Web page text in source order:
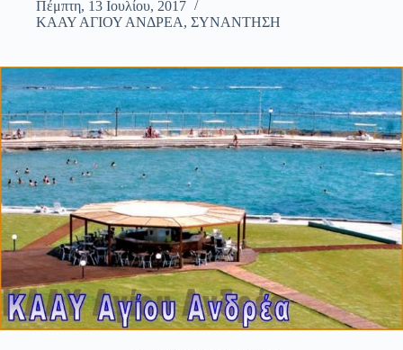
Πέμπτη, 13 Ιουλίου, 2017
ΚΑΑΥ ΑΓΙΟΥ ΑΝΔΡΕΑ, ΣΥΝΑΝΤΗΣΗ